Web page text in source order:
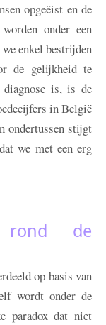
opgeëist en de
onder een
enkel bestrijden
de gelijkheid te
diagnose is, is de
in België
ondertussen stijgt
we met een erg
de
op basis van
wordt onder de
paradox dat niet